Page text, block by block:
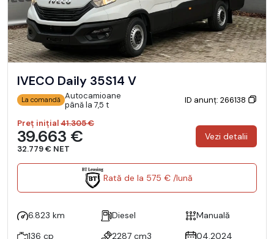
IVECO Daily 35S14 V
La comandă Autocamioane
până la 7,5 t
ID anunț: 266138
Preț inițial41.305 €
39.663 €
32.779 € NET
Vezi detalii
Rată de la 575 € /lună
6.823 km Diesel
Manuală
136 cp
2287 cm3 04.2024